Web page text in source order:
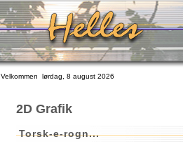
Velkommen lørdag, 8 august 2026
2D Grafik
Torsk-e-rogn...